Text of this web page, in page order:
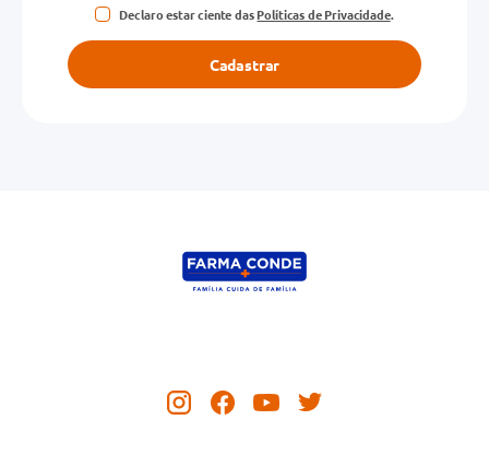
Declaro estar ciente dasPolíticas de Privacidade.
Cadastrar